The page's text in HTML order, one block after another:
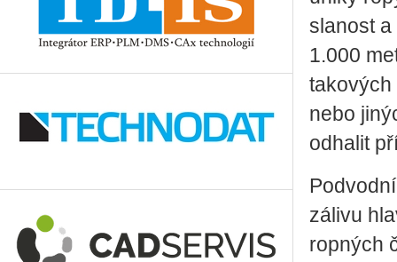
slanost
1.000
takových
nebo
odhalit
zálivu
ropných